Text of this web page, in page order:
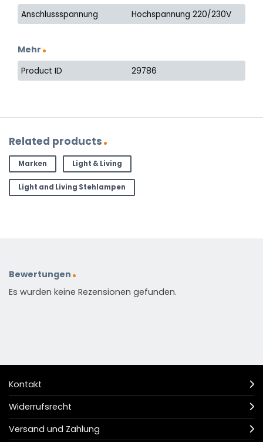
Anschlussspannung Hochspannung 220/230V
Mehr
Product ID 29786
Related products
Marken Light & Living
Light and Living Stehlampen
Bewertungen
Es wurden keine Rezensionen gefunden.
Kontakt
Widerrufsrecht
Versand und Zahlung